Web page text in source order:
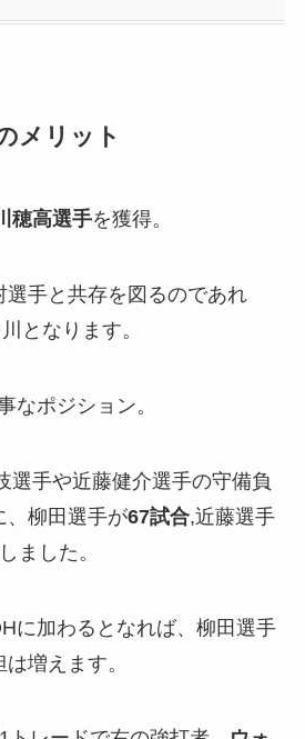
メリット
穂高選手を獲得。
選手と共存を図るのであれ
となります。
なポジション。
選手や近藤健介選手の守備負
、柳田選手が67試合,近藤選手
ました。
に加わるとなれば、柳田選手
増えます。